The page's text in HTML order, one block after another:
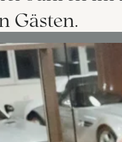
Gästen.